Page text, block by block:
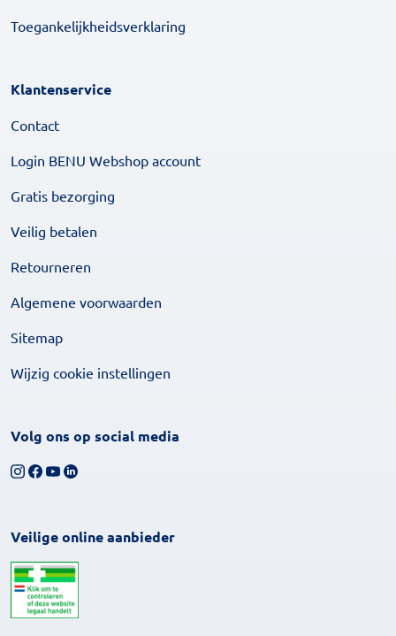
Toegankelijkheidsverklaring
Klantenservice
Contact
Login BENU Webshop account
Gratis bezorging
Veilig betalen
Retourneren
Algemene voorwaarden
Sitemap
Wijzig cookie instellingen
Volg ons op social media
Volg ons op Instagram
Volg ons op Facebook
Bekijk ons YouTube-kanaal
Volg ons op LinkedIn
Veilige online aanbieder